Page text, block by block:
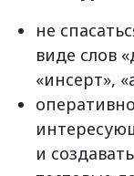
не
виде слов
«инсерт»,
и